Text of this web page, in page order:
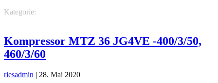
Kategorie:
Kompressor MTZ 36 JG4VE -400/3/50,
460/3/60
riesadmin | 28. Mai 2020